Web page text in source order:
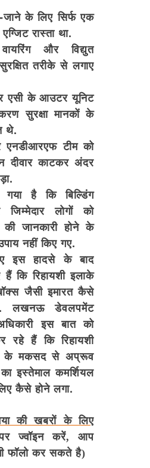
के लिए सिर्फ एक
रास्ता था.
और विद्युत
तरीके से लगाए
एसी के आउटर यूनिट
सुरक्षा मानकों के
थे.
टीम को
दीवार काटकर अंदर
है कि बिल्डिंग
लोगों को
जानकारी होने के
नहीं किए गए.
इस हादसे के बाद
कि रिहायशी इलाके
जैसी इमारत कैसे
लखनऊ डेवलपमेंट
इस बात को
हैं कि रिहायशी
के मकसद से अप्रूव
इस्तेमाल कमर्शियल
कैसे होने लगा.
की खबरों के लिए
ज्वॉइन करें, आप
फॉलो कर सकते है)